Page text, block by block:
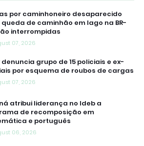
por caminhoneiro desaparecido
queda de caminhão em lago na BR-
interrompidas
07, 2026
denuncia grupo de 15 policiais e ex-
por esquema de roubos de cargas
07, 2026
atribui liderança no Ideb a
de recomposição em
e português
06, 2026